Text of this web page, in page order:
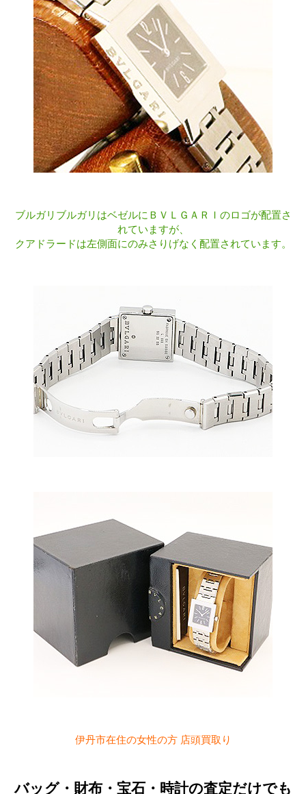
ブルガリブルガリはベゼルにＢＶＬＧＡＲＩのロゴが配置さ
れていますが、
クアドラードは左側面にのみさりげなく配置されています。
伊丹市在住の女性の方 店頭買取り
バッグ・財布・宝石・時計の査定だけでも